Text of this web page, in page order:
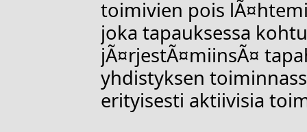
toimivien pois
joka tapauksessa
jÃ¤rjestÃ¤miinsÃ¤
yhdistyksen
erityisesti aktiivisia